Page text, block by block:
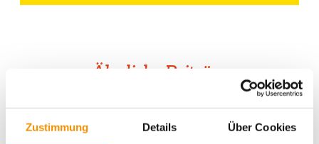
Zustimmung Details Über Cookies
Ähnliche Beiträge
SANTAS WEIHNACHTSMARKT
IN KÖLN